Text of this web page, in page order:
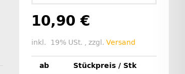
10,90 €
inkl. 19% USt. , zzgl. Versand
ab Stückpreis / Stk